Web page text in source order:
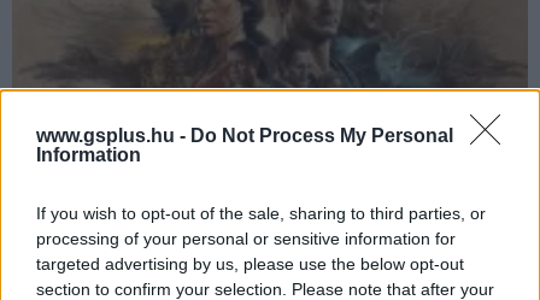
www.gsplus.hu - Do Not Process My Personal
Information
If you wish to opt-out of the sale, sharing to third parties, or
processing of your personal or sensitive information for
targeted advertising by us, please use the below opt-out
section to confirm your selection. Please note that after your
A Naughty Dog tervezett egy Uncharted remake-et,
de végül a The Last of Ust alkotta újra
| 2026.06.30 11:13